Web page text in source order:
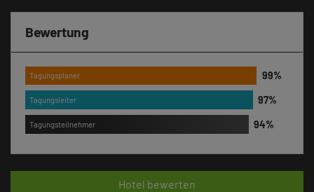
Bewertung
Tagungsplaner
Tagungsleiter
Tagungsteilnehmer
Hotel bewerten